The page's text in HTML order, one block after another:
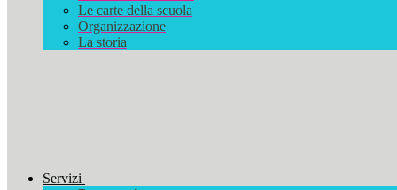
Le carte della scuola
Organizzazione
La storia
Servizi